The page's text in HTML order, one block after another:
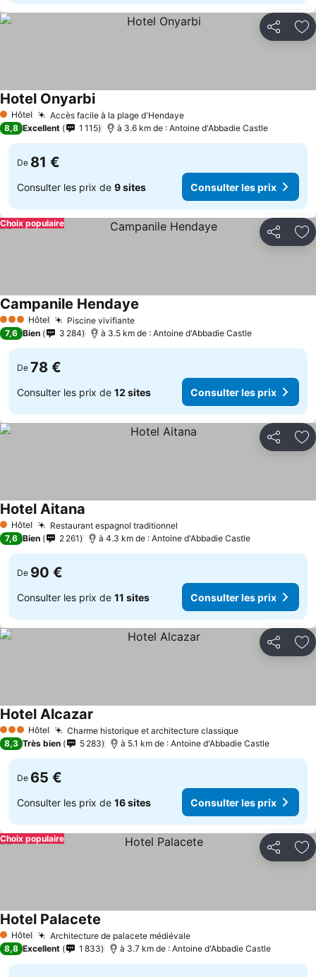
Partager
1 Étoiles
Hôtel Accès facile à la plage d'Hendaye
Hotel Onyarbi
8,8 Excellent 1 115 à 3.6 km de : Antoine d'Abbadie Castle
De 81 €
Consulter les prix de 9 sites Consulter les prix
Partager
Choix populaire
3 ÉtoilesHôtel Piscine vivifiante
Campanile Hendaye
7,6 Bien 3 284 à 3.5 km de : Antoine d'Abbadie Castle
De 78 €
Consulter les prix de 12 sites Consulter les prix
Partager
1 Étoiles
Hôtel Restaurant espagnol traditionnel
Hotel Aitana
7,6 Bien 2 261 à 4.3 km de : Antoine d'Abbadie Castle
De 90 €
Consulter les prix de 11 sites Consulter les prix
Partager
3 ÉtoilesHôtel Charme historique et architecture classique
Hotel Alcazar
8,3 Très bien 5 283 à 5.1 km de : Antoine d'Abbadie Castle
De 65 €
Consulter les prix de 16 sites Consulter les prix
Partager
Choix populaire
1 Étoiles
Hôtel Architecture de palacete médiévale
Hotel Palacete
8,8 Excellent 1 833 à 3.7 km de : Antoine d'Abbadie Castle